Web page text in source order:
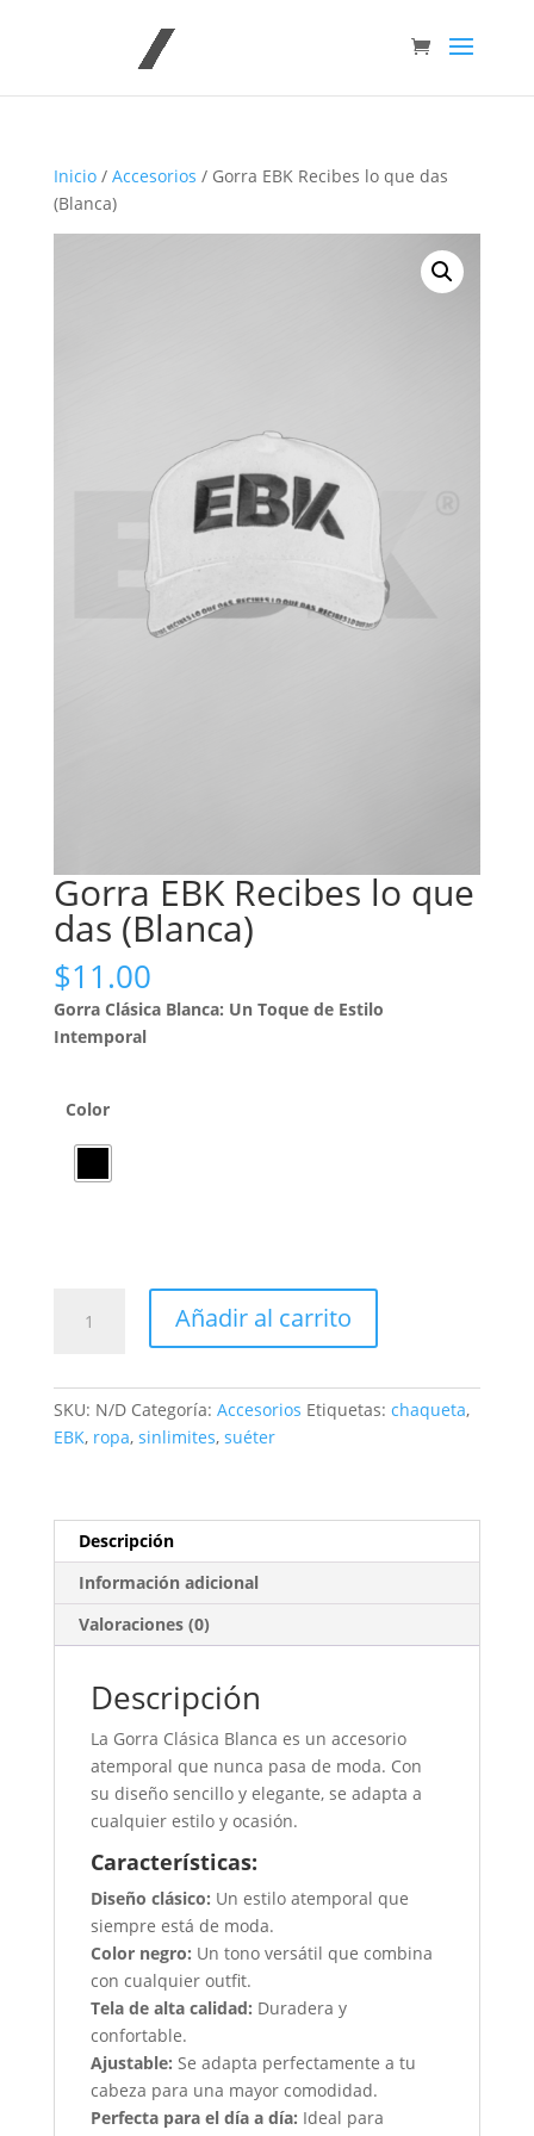
Inicio/ Accesorios / Gorra EBK Recibes lo que das
(Blanca)
Gorra EBK Recibes lo que
das (Blanca)
$11.00
Gorra Clásica Blanca: Un Toque de Estilo
Intemporal
Color
lo
que
das
Añadir al carrito
SKU: N/D Categoría: Accesorios Etiquetas: chaqueta,
EBK, ropa, sinlimites, suéter
Descripción
Información adicional
Valoraciones (0)
Descripción
La Gorra Clásica Blanca es un accesorio
atemporal que nunca pasa de moda. Con
su diseño sencillo y elegante, se adapta a
cualquier estilo y ocasión.
Características:
Diseño clásico: Un estilo atemporal que
siempre está de moda.
Color negro: Un tono versátil que combina
con cualquier outfit.
Tela de alta calidad: Duradera y
confortable.
Ajustable: Se adapta perfectamente a tu
cabeza para una mayor comodidad.
Perfecta para el día a día: Ideal para